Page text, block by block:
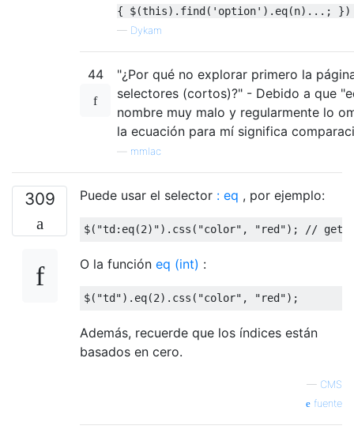
{ $(this).find('option').eq(n)...; })
— Dykam
44
"¿Por qué no explorar primero la
selectores (cortos)?" - Debido a que
nombre muy malo y regularmente lo
la ecuación para mí significa
mmlac
309 Puede usar el selector : eq , por ejemplo:
$( "td:eq(2)"). css ( "color" , "red"); // gets
O la función eq (int) :
$( "td"). eq(2). css ( "color" , "red");
Además, recuerde que los índices están
basados ​​en cero.
— CMS
fuente